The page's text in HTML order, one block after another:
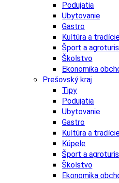
Podujatia
Ubytovanie
Gastro
Kultúra a
Šport a
Školstvo
Ekonomika
Prešovský kraj
Tipy
Podujatia
Ubytovanie
Gastro
Kultúra a
Kúpele
Šport a
Školstvo
Ekonomika